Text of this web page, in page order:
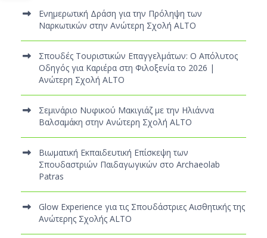
Ενημερωτική Δράση για την Πρόληψη των
Ναρκωτικών στην Ανώτερη Σχολή ALTO
Σπουδές Τουριστικών Επαγγελμάτων: Ο Απόλυτος
Οδηγός για Καριέρα στη Φιλοξενία το 2026 |
Ανώτερη Σχολή ALTO
Σεμινάριο Νυφικού Μακιγιάζ με την Ηλιάννα
Βαλσαμάκη στην Ανώτερη Σχολή ALTO
Βιωματική Εκπαιδευτική Επίσκεψη των
Σπουδαστριών Παιδαγωγικών στο Archaeolab
Patras
Glow Experience για τις Σπουδάστριες Αισθητικής της
Ανώτερης Σχολής ALTO